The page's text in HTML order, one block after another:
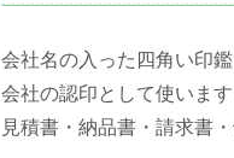
会社名の入った四角い印鑑
会社の認印として使います
見積書・納品書・請求書